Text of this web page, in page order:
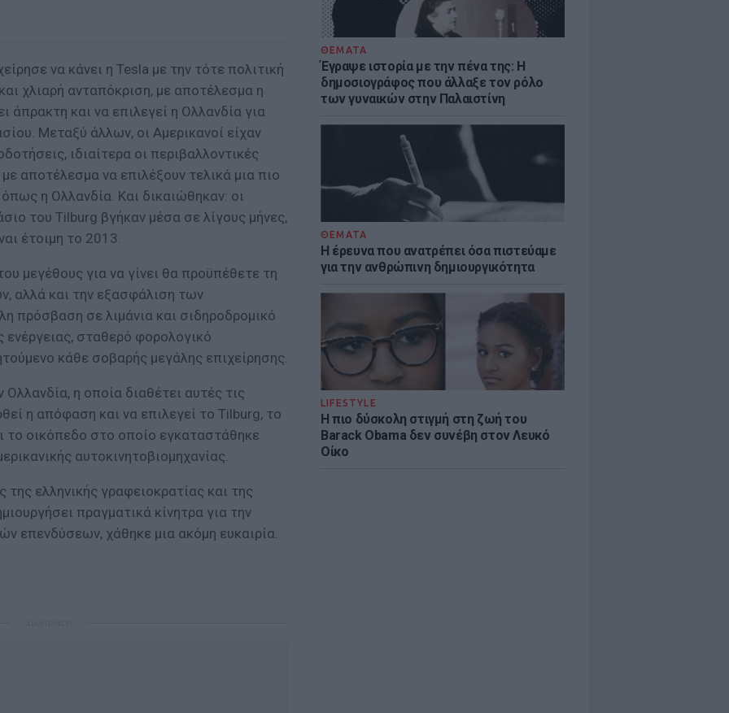
ΘΕΜΑΤΑ
Έγραψε ιστορία με την πένα της: Η
δημοσιογράφος που άλλαξε τον ρόλο
των γυναικών στην Παλαιστίνη
ΘΕΜΑΤΑ
Η έρευνα που ανατρέπει όσα πιστεύαμε
για την ανθρώπινη δημιουργικότητα
LIFESTYLE
Η πιο δύσκολη στιγμή στη ζωή του
Barack Obama δεν συνέβη στον Λευκό
Οίκο
να κάνει η Tesla με την τότε πολιτική
χλιαρή ανταπόκριση, με αποτέλεσμα η
και να επιλεγεί η Ολλανδία για
Μεταξύ άλλων, οι Αμερικανοί είχαν
ιδιαίτερα οι περιβαλλοντικές
αποτέλεσμα να επιλέξουν τελικά μια πιο
η Ολλανδία. Και δικαιώθηκαν: οι
του Tilburg βγήκαν μέσα σε λίγους μήνες,
έτοιμη το 2013.
μεγέθους για να γίνει θα προϋπέθετε τη
αλλά και την εξασφάλιση των
πρόσβαση σε λιμάνια και σιδηροδρομικό
ενέργειας, σταθερό φορολογικό
κάθε σοβαρής μεγάλης επιχείρησης.
Ολλανδία, η οποία διαθέτει αυτές τις
η απόφαση και να επιλεγεί το Tilburg, το
οικόπεδο στο οποίο εγκαταστάθηκε
αυτοκινητοβιομηχανίας.
ελληνικής γραφειοκρατίας και της
πραγματικά κίνητρα για την
επενδύσεων, χάθηκε μια ακόμη ευκαιρία.